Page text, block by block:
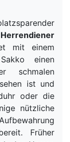
Herrendiener
mit einem
einen
schmalen
ist und
oder die
nützliche
Früher